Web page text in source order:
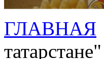
ГЛАВНАЯ
татарстане"